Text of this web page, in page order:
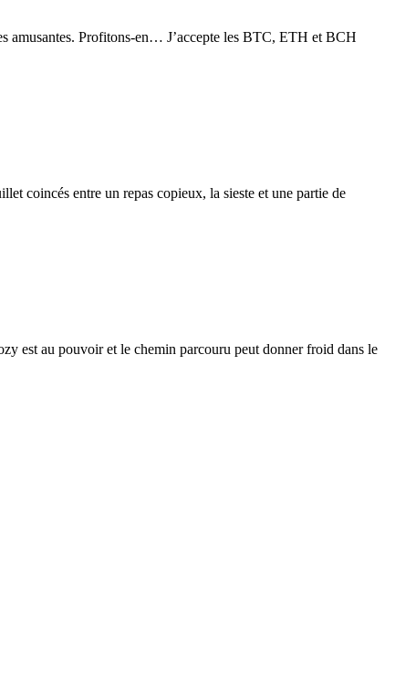
amusantes. Profitons-en… J’accepte les BTC, ETH et BCH
coincés entre un repas copieux, la sieste et une partie de
est au pouvoir et le chemin parcouru peut donner froid dans le